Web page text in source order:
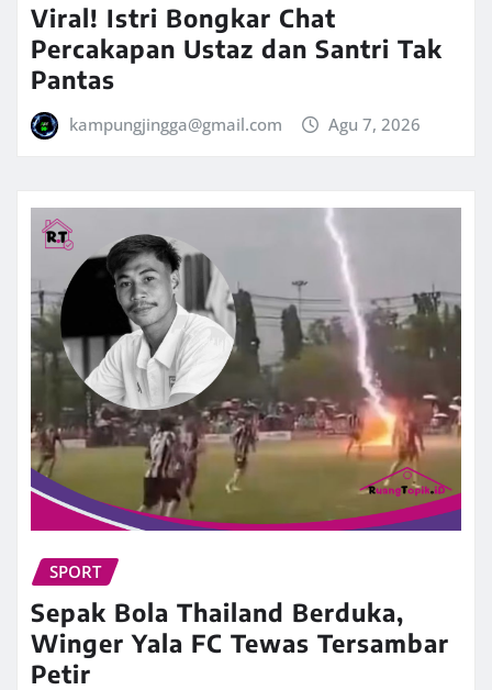
Viral! Istri Bongkar Chat
Percakapan Ustaz dan Santri Tak
Pantas
kampungjingga@gmail.com Agu 7, 2026
SPORT
Sepak Bola Thailand Berduka,
Winger Yala FC Tewas Tersambar
Petir